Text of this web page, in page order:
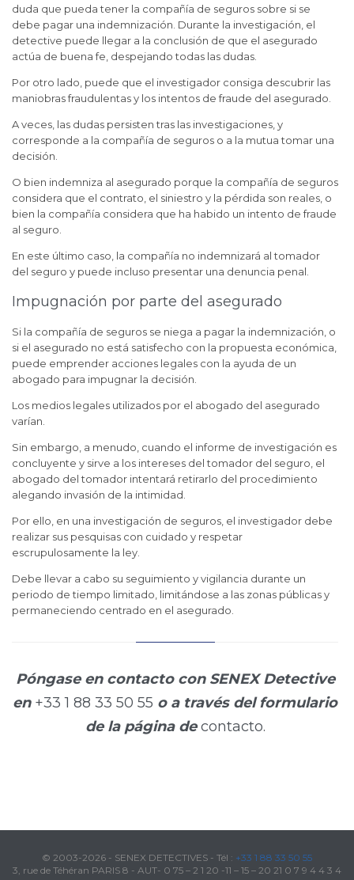
duda que pueda tener la compañía de seguros sobre si se
debe pagar una indemnización. Durante la investigación, el
detective puede llegar a la conclusión de que el asegurado
actúa de buena fe, despejando todas las dudas.
Por otro lado, puede que el investigador consiga descubrir las
maniobras fraudulentas y los intentos de fraude del asegurado.
A veces, las dudas persisten tras las investigaciones, y
corresponde a la compañía de seguros o a la mutua tomar una
decisión.
O bien indemniza al asegurado porque la compañía de seguros
considera que el contrato, el siniestro y la pérdida son reales, o
bien la compañía considera que ha habido un intento de fraude
al seguro.
En este último caso, la compañía no indemnizará al tomador
del seguro y puede incluso presentar una denuncia penal.
Impugnación por parte del asegurado
Si la compañía de seguros se niega a pagar la indemnización, o
si el asegurado no está satisfecho con la propuesta económica,
puede emprender acciones legales con la ayuda de un
abogado para impugnar la decisión.
Los medios legales utilizados por el abogado del asegurado
varían.
Sin embargo, a menudo, cuando el informe de investigación es
concluyente y sirve a los intereses del tomador del seguro, el
abogado del tomador intentará retirarlo del procedimiento
alegando invasión de la intimidad.
Por ello, en una investigación de seguros, el investigador debe
realizar sus pesquisas con cuidado y respetar
escrupulosamente la ley.
Debe llevar a cabo su seguimiento y vigilancia durante un
periodo de tiempo limitado, limitándose a las zonas públicas y
permaneciendo centrado en el asegurado.
Póngase en contacto con SENEX Detective
en +33 1 88 33 50 55 o a través del formulario
de la página decontacto.
© 2003-2026 - SENEX DETECTIVES - Tél : +33 1 88 33 50 55
3, rue de Téhéran PARIS 8 - AUT- 0 75 – 2 1 20 -11 – 15 – 20 21 0 7 9 4 4 3 4